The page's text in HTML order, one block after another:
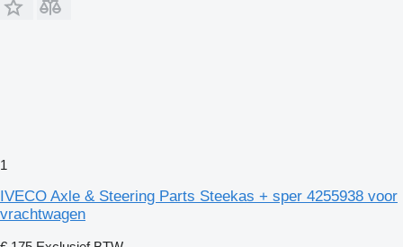
1
IVECO Axle & Steering Parts Steekas + sper 4255938 voor
vrachtwagen